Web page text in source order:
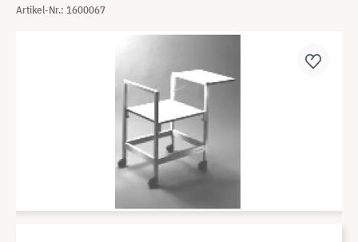
Artikel-Nr.: 1600067